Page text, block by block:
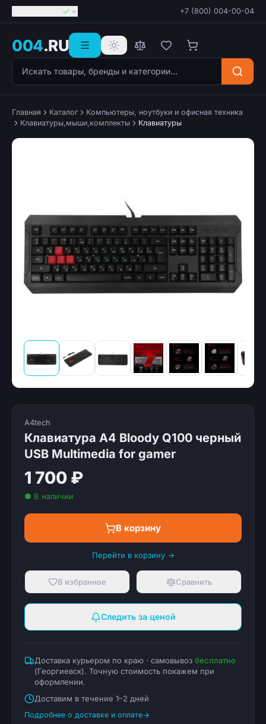
+7 (800) 004-00-04
004.RU
Поиск товаров
Главная Каталог
Компьютеры, ноутбуки и офисная техника
Клавиатуры,мыши,комплекты
Клавиатуры
A4tech
Клавиатура A4 Bloody Q100 черный
USB Multimedia for gamer
1 700 ₽
● В наличии
В корзину
Перейти в корзину →
В избранное Сравнить
Следить за ценой
Доставка курьером по краю · самовывоз бесплатно
(Георгиевск). Точную стоимость покажем при
оформлении.
Доставим в течение 1–2 дней
Подробнее о доставке и оплате